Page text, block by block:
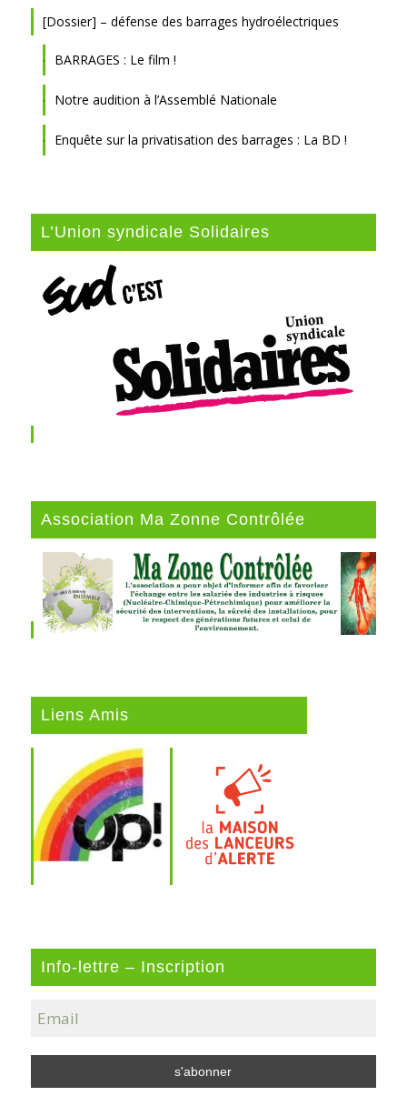
[Dossier] – défense des barrages hydroélectriques
BARRAGES : Le film !
Notre audition à l’Assemblé Nationale
Enquête sur la privatisation des barrages : La BD !
L’Union syndicale Solidaires
Association Ma Zonne Contrôlée
Liens Amis
Info-lettre – Inscription